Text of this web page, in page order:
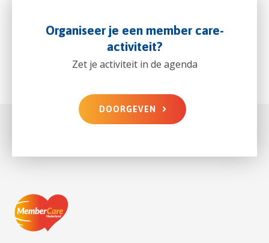
Organiseer je een member care-
activiteit?
Zet je activiteit in de agenda
DOORGEVEN